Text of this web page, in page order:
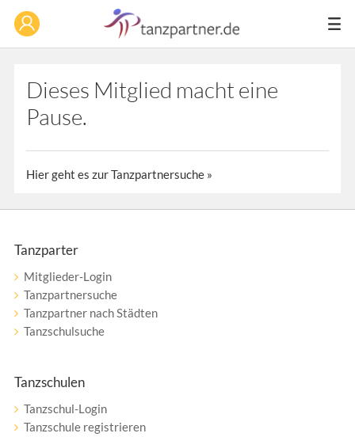
Dieses Mitglied macht eine
Pause.
Hier geht es zur Tanzpartnersuche »
Tanzparter
Mitglieder-Login
Tanzpartnersuche
Tanzpartner nach Städten
Tanzschulsuche
Tanzschulen
Tanzschul-Login
Tanzschule registrieren